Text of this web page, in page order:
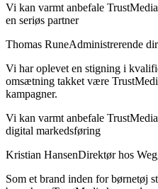
Vi kan varmt anbefale
en seriøs partner
Thomas RuneAdministrerende
Vi har oplevet en stigning i
omsætning takket være
kampagner.
Vi kan varmt anbefale
digital markedsføring
Kristian HansenDirektør hos
Som et brand inden for børnetøj